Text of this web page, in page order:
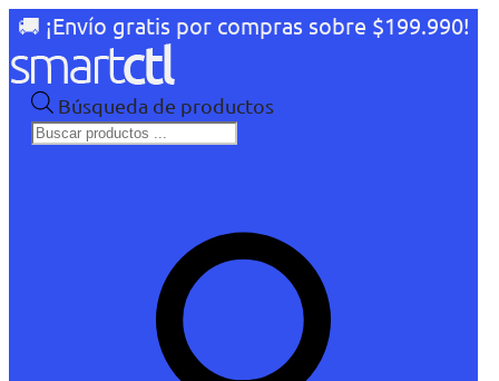
🚚 ¡Envío gratis por compras sobre $199.990!
Búsqueda de productos